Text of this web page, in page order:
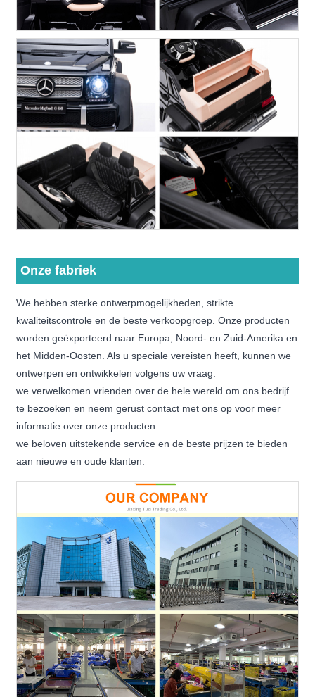
Onze fabriek
We hebben sterke ontwerpmogelijkheden, strikte
kwaliteitscontrole en de beste verkoopgroep. Onze producten
worden geëxporteerd naar Europa, Noord- en Zuid-Amerika en
het Midden-Oosten. Als u speciale vereisten heeft, kunnen we
ontwerpen en ontwikkelen volgens uw vraag.
we verwelkomen vrienden over de hele wereld om ons bedrijf
te bezoeken en neem gerust contact met ons op voor meer
informatie over onze producten.
we beloven uitstekende service en de beste prijzen te bieden
aan nieuwe en oude klanten.